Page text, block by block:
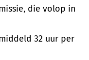
die volop in
32 uur per